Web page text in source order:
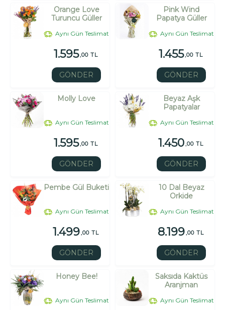
Orange Love
Turuncu Güller
Aynı Gün Teslimat
1.595,00 TL
GÖNDER
Pink Wind
Papatya Güller
Aynı Gün Teslimat
1.455,00 TL
GÖNDER
Molly Love
Aynı Gün Teslimat
1.595,00 TL
GÖNDER
Beyaz Aşk
Papatyalar
Aynı Gün Teslimat
1.450,00 TL
GÖNDER
Pembe Gül Buketi
Aynı Gün Teslimat
1.499,00 TL
GÖNDER
10 Dal Beyaz
Orkide
Aynı Gün Teslimat
8.199,00 TL
GÖNDER
Honey Bee!
Aynı Gün Teslimat
Saksıda Kaktüs
Aranjman
Aynı Gün Teslimat